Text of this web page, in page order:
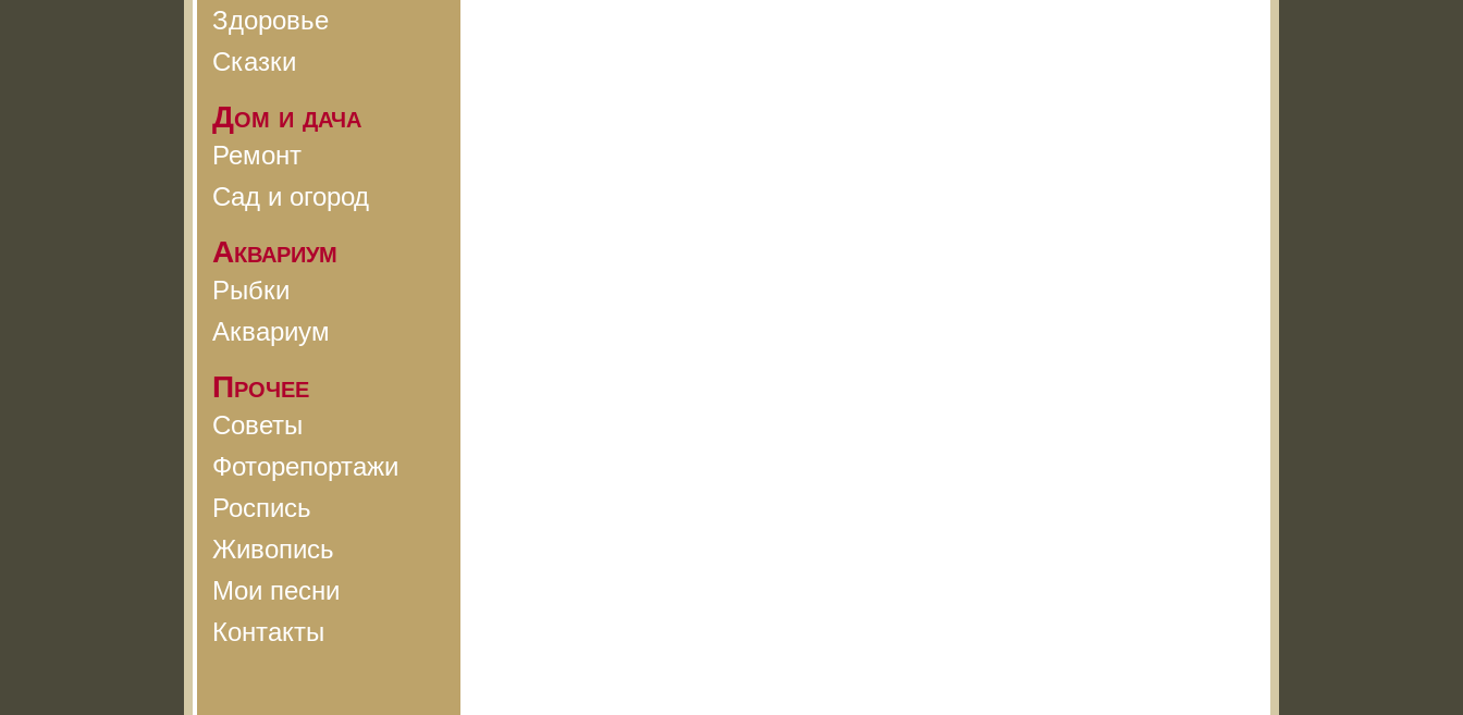
Здоровье
Сказки
Дом и дача
Ремонт
Сад и огород
Аквариум
Рыбки
Аквариум
Прочее
Советы
Фоторепортажи
Роспись
Живопись
Мои песни
Контакты